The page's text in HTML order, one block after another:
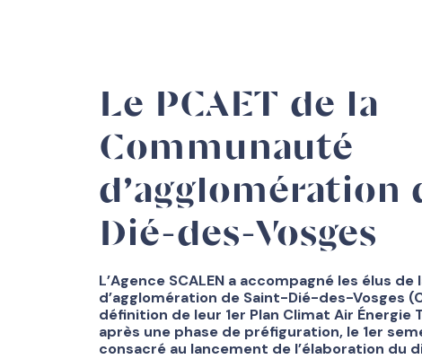
Le PCAET de la
Communauté
d’agglomération
Dié-des-Vosges
L’Agence SCALEN a accompagné les élus
d’agglomération de Saint-Dié-des-Vosges
définition de leur 1er Plan Climat Air Énergie
après une phase de préfiguration, le 1er
consacré au lancement de l’élaboration du